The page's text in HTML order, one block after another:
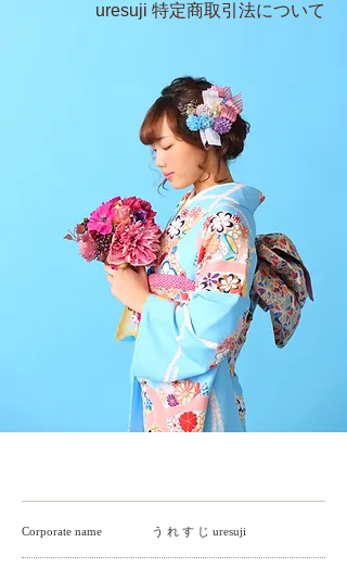
uresuji 特定商取引法について
Corporate name う れ す じ uresuji